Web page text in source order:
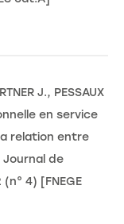
J., PESSAUX
en service
relation entre
de
4) [FNEGE